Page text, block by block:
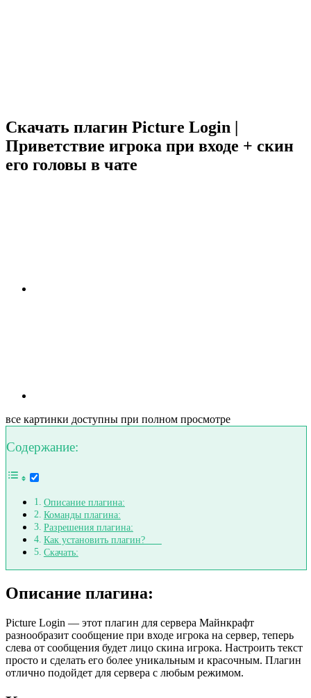
Скачать плагин Picture Login |
Приветствие игрока при входе + скин
его головы в чате
все картинки доступны при полном просмотре
Содержание:
Описание плагина:
Команды плагина:
Разрешения плагина:
Как установить плагин?
Скачать:
Описание плагина:
Picture Login — этот плагин для сервера Майнкрафт
разнообразит сообщение при входе игрока на сервер, теперь
слева от сообщения будет лицо скина игрока. Настроить текст
просто и сделать его более уникальным и красочным. Плагин
отлично подойдет для сервера с любым режимом.